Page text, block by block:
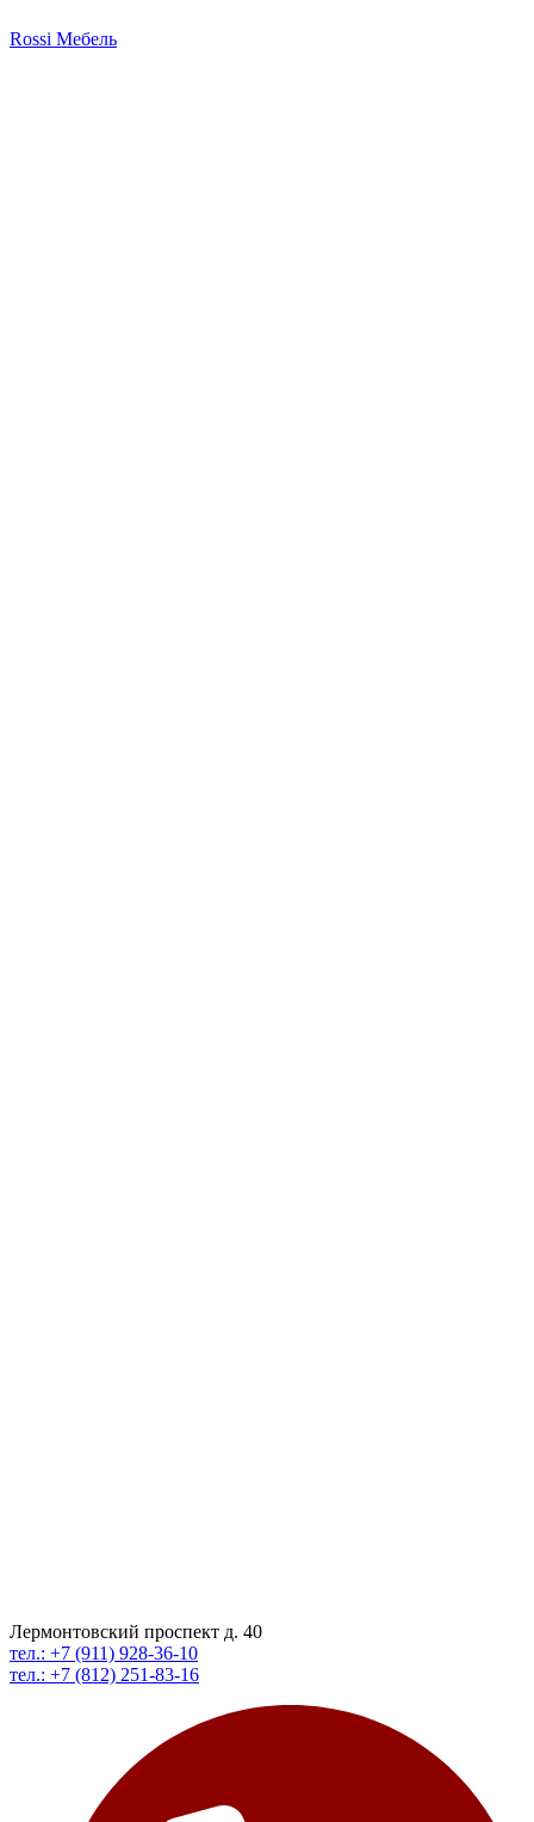
Rossi Мебель
Лермонтовский проспект д. 40
тел.: +7 (911) 928-36-10
тел.: +7 (812) 251-83-16